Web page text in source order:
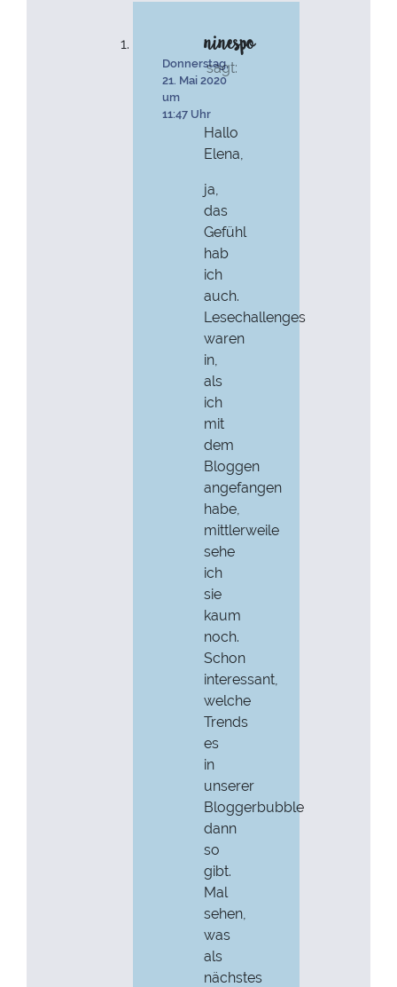
ninespo
sagt:
Donnerstag,
21. Mai 2020
um
11:47 Uhr
Hallo
Elena,
ja,
das
Gefühl
hab
ich
auch.
Lesechallenges
waren
in,
als
ich
mit
dem
Bloggen
angefangen
habe,
mittlerweile
sehe
ich
sie
kaum
noch.
Schon
interessant,
welche
Trends
es
in
unserer
Bloggerbubble
dann
so
gibt.
Mal
sehen,
was
als
nächstes